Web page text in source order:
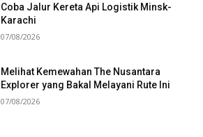
Coba Jalur Kereta Api Logistik Minsk-
Karachi
07/08/2026
Melihat Kemewahan The Nusantara
Explorer yang Bakal Melayani Rute Ini
07/08/2026